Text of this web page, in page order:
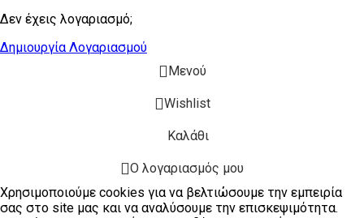
Δεν έχεις λογαριασμό;
Δημιουργία Λογαριασμού
Μενού
Wishlist
Καλάθι
Ο λογαριασμός μου
Χρησιμοποιούμε cookies για να βελτιώσουμε την εμπειρία
σας στο site μας και να αναλύσουμε την επισκεψιμότητα.